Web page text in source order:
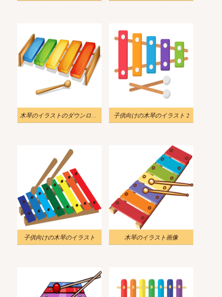
木琴のイラストのダウンロード 子供向けの木琴のイラスト 2
子供向けの木琴のイラスト 木琴のイラスト画像